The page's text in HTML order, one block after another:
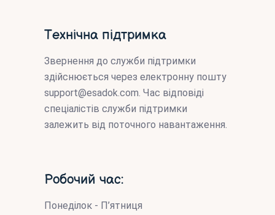
Технічна підтримка
Звернення до служби підтримки
здійснюється через електронну пошту
support@esadok.com. Час відповіді
спеціалістів служби підтримки
залежить від поточного навантаження.
Робочий час:
Понеділок - П’ятниця